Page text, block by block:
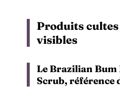
Produits
visibles
Le Brazilian Bum
Scrub, référence